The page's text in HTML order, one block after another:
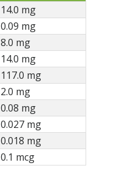
14.0 mg
0.09 mg
8.0 mg
14.0 mg
117.0 mg
2.0 mg
0.08 mg
0.027 mg
0.018 mg
0.1 mcg